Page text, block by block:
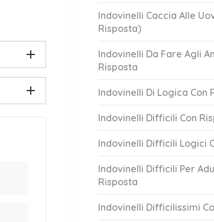
Indovinelli Caccia Alle
Risposta)
Indovinelli Da Fare Agli
Risposta
Indovinelli Di Logica Con
Indovinelli Difficili Con
Indovinelli Difficili Logici
Indovinelli Difficili Per
Risposta
Indovinelli Difficilissimi